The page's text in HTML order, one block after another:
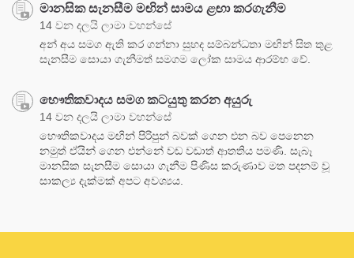
මානසික සැනසීම මඟින් සාමය ළඟා කරගැනීම
14 වන දලයි ලාමා වහන්සේ
අන් අය සමග ඇති කර ගන්නා සුහද සම්බන්ධතා මඟින් සිත තුළ
සැනසීම සොයා ගැනීමත් සමගම ලෝක සාමය ආරම්භ වේ.
භෞතිකවාදය සමග කටයුතු කරන අයුරු
14 වන දලයි ලාමා වහන්සේ
භෞතිකවාදය මඟින් පිරිපුන් බවක් ගෙන එන බව පෙනෙන
නමුත් ඒයින් ගෙන එන්නේ වඩ වඩාත් ආතතිය පමණි. සැබෑ
මානසික සැනසීම සොයා ගැනීම පිණිස කරුණාව මත පදනම් වූ
සාකල්‍ය දැක්මක් අපට අවශ්‍යය.